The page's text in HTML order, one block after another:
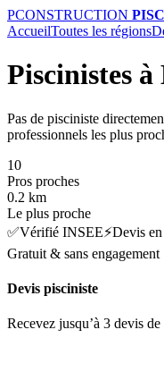
PCONSTRUCTION
AccueilToutes les régions
Piscinistes
Pas de pisciniste
professionnels les plus
10
Pros proches
0.2 km
Le plus proche
✅Vérifié INSEE⚡Devis
Gratuit & sans engagement
Devis pisciniste
Recevez jusqu’à 3 devis de